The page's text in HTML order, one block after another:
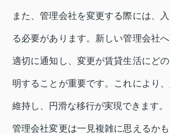
また、管理会社を変更する際には、
る必要があります。新しい管理会社
適切に通知し、変更が賃貸生活にど
明することが重要です。これにより
維持し、円滑な移行が実現できます。
管理会社変更は一見複雑に思えるか